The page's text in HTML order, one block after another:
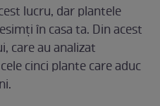
lucru, dar plantele
în casa ta. Din acest
care au analizat
cinci plante care aduc